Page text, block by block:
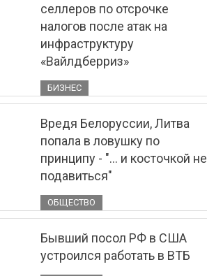
селлеров по отсрочке
налогов после атак на
инфраструктуру
«Вайлдберриз»
БИЗНЕС
Вредя Белоруссии, Литва
попала в ловушку по
принципу - "... и косточкой не
подавиться"
ОБЩЕСТВО
Бывший посол РФ в США
устроился работать в ВТБ